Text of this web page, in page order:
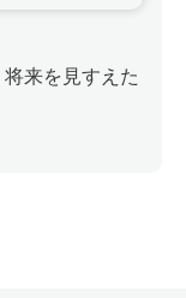
将来を見すえた